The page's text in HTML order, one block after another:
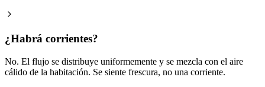
¿Habrá corrientes?
No. El flujo se distribuye uniformemente y se mezcla con el aire
cálido de la habitación. Se siente frescura, no una corriente.